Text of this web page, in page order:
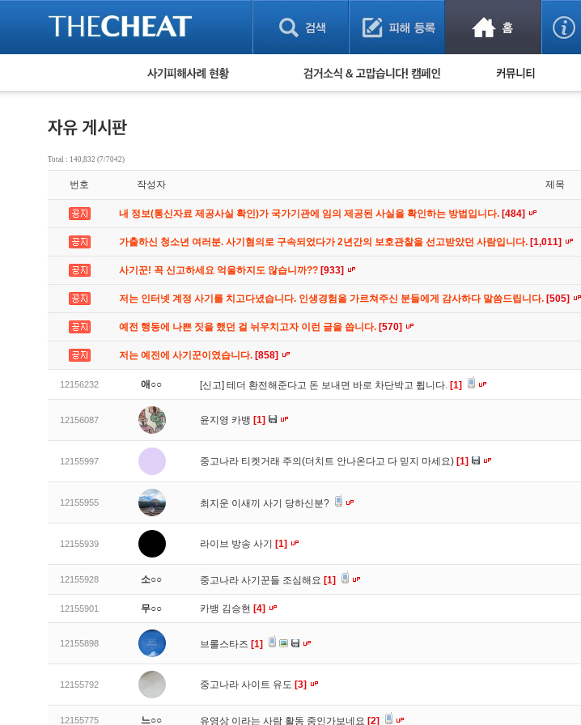
피해사례 현황
유해사이트 목록
비공개 피해사례
검거 소식 사기 예방했어요!
사기방지 아이디어
신종사기 주의 정보
Total : 140,832 (7/7042)
번호 작성자 제목
내 정보(통신자료 제공사실 확인)가 국가기관에 임의 제공된 사실을 확인하는 방법입니다. [484]
가출하신 청소년 여러분. 사기혐의로 구속되었다가 2년간의 보호관찰을 선고받았던 사람입니다. [1,011]
사기꾼! 꼭 신고하세요 억울하지도 않습니까?? [933]
저는 인터넷 계정 사기를 치고다녔습니다. 인생경험을 가르쳐주신 분들에게 감사하다 말씀드립니다. [505]
예전 행동에 나쁜 짓을 했던 걸 뉘우치고자 이런 글을 씁니다. [570]
저는 예전에 사기꾼이였습니다. [858]
12156232 애○○ [신고] 테더 환전해준다고 돈 보내면 바로 차단박고 튑니다. [1]
12156087 윤지영 카뱅 [1]
12155997 중고나라 티켓거래 주의(더치트 안나온다고 다 믿지 마세요) [1]
12155955 최지운 이새끼 사기 당하신분?
12155939 라이브 방송 사기 [1]
12155928 소○○ 중고나라 사기꾼들 조심해요 [1]
12155901 무○○ 카뱅 김승현 [4]
12155898 브롤스타즈 [1]
12155792 중고나라 사이트 유도 [3]
12155775 느○○ 유영상 이라는 사람 활동 중인가보네요 [2]